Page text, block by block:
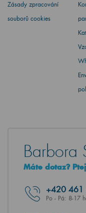
Zásady zpracování
souborů cookies
Barbora
Máte dotaz?
+420 461
Po - Pá: 8-17